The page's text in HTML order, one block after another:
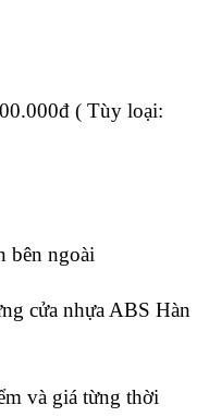
( Tùy loại:
bên ngoài
cửa nhựa ABS Hàn
và giá từng thời